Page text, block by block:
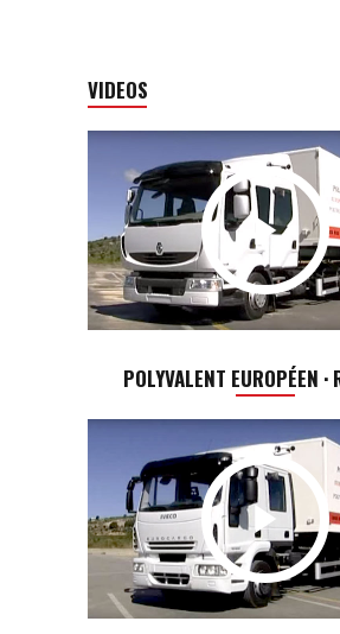
VIDEOS
POLYVALENT EUROPÉEN ·